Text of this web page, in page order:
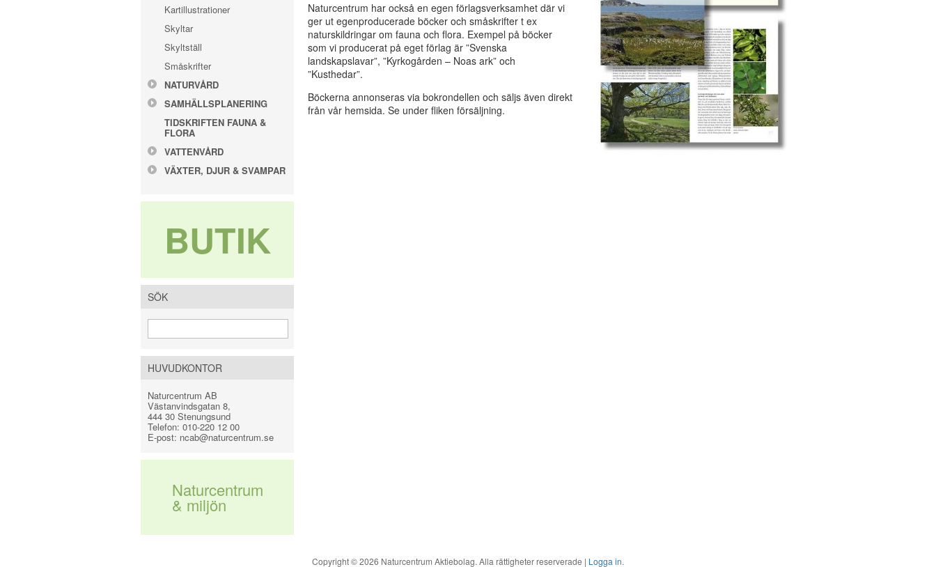
Naturcentrum har också en egen förlagsverksamhet där vi
ger ut egenproducerade böcker och småskrifter t ex
naturskildringar om fauna och flora. Exempel på böcker
som vi producerat på eget förlag är ”Svenska
landskapslavar”, ”Kyrkogården – Noas ark” och
”Kusthedar”.
Böckerna annonseras via bokrondellen och säljs även direkt
från vår hemsida. Se under fliken försäljning.
Kartillustrationer
Skyltar
Skyltställ
Småskrifter
NATURVÅRD
SAMHÄLLSPLANERING
TIDSKRIFTEN FAUNA &
FLORA
VATTENVÅRD
VÄXTER, DJUR & SVAMPAR
BUTIK
SÖK
HUVUDKONTOR
Naturcentrum AB
Västanvindsgatan 8,
444 30 Stenungsund
Telefon: 010-220 12 00
E-post: ncab@naturcentrum.se
Naturcentrum
& miljön
Copyright © 2026 Naturcentrum Aktiebolag. Alla rättigheter reserverade | Logga in.